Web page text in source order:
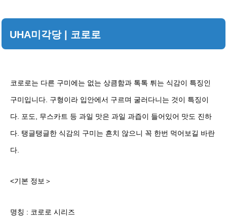
UHA미각당 | 코로로
코로로는 다른 구미에는 없는 상큼함과 톡톡 튀는 식감이 특징인
구미입니다. 구형이라 입안에서 구르며 굴러다니는 것이 특징이
다. 포도, 무스카트 등 과일 맛은 과일 과즙이 들어있어 맛도 진하
다. 탱글탱글한 식감의 구미는 흔치 않으니 꼭 한번 먹어보길 바란
다.
<기본 정보＞
명칭 : 코로로 시리즈